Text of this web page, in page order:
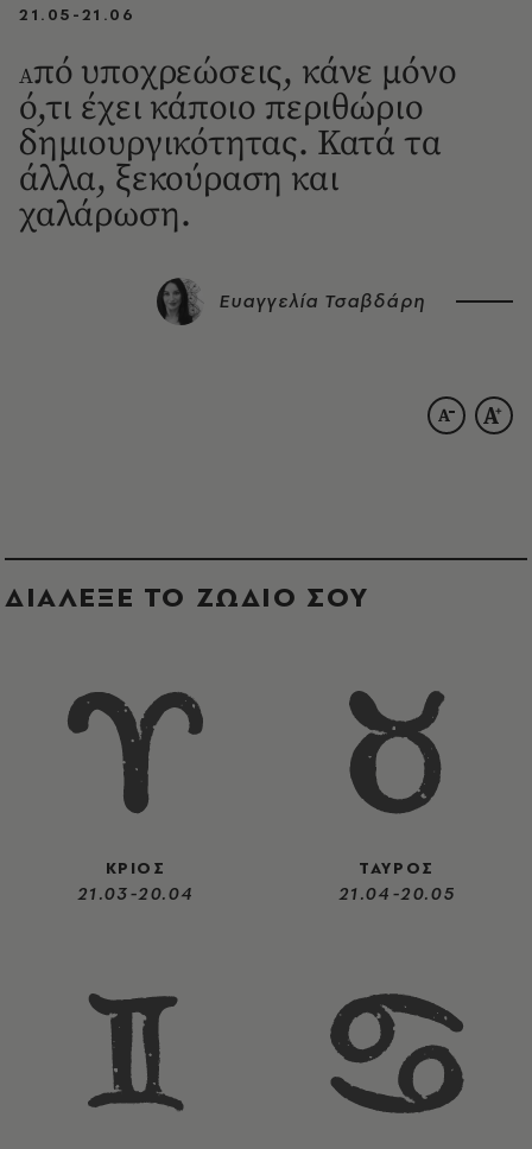
21.05-21.06
Από υποχρεώσεις, κάνε μόνο
ό,τι έχει κάποιο περιθώριο
δημιουργικότητας. Κατά τα
άλλα, ξεκούραση και
χαλάρωση.
Ευαγγελία Τσαβδάρη
ΔΙΑΛΕΞΕ ΤΟ ΖΩΔΙΟ ΣΟΥ
ΚΡΙΟΣ
21.03-20.04
ΤΑΥΡΟΣ
21.04-20.05